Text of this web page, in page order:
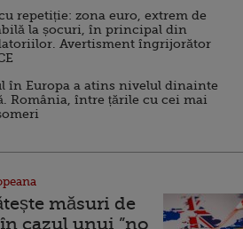
repetiție: zona euro, extrem de
la șocuri, în principal din
Avertisment îngrijorător
în Europa a atins nivelul dinainte
România, între țările cu cei mai
măsuri de
cazul unui ”no